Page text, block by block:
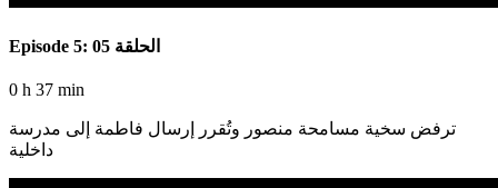
Episode 5: الحلقة 05
0 h 37 min
ترفض سخية مسامحة منصور وتُقرر إرسال فاطمة إلى مدرسة
داخلية